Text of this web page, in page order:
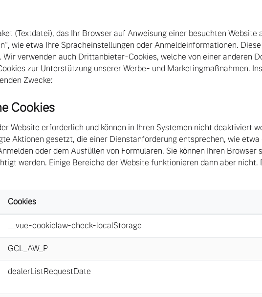
(Textdatei), das Ihr Browser auf Anweisung einer besuchten
wie etwa Ihre Spracheinstellungen oder Anmeldeinformationen.
verwenden auch Drittanbieter-Cookies, welche von einer anderen
zur Unterstützung unserer Werbe- und Marketingmaßnahmen.
Zwecke:
Cookies
Website erforderlich und können in Ihren Systemen nicht deaktiviert
Aktionen gesetzt, die einer Dienstanforderung entsprechen, wie etwa
oder dem Ausfüllen von Formularen. Sie können Ihren
werden. Einige Bereiche der Website funktionieren dann aber nicht.
Cookies
__vue-cookielaw-check-localStorage
GCL_AW_P
dealerListRequestDate